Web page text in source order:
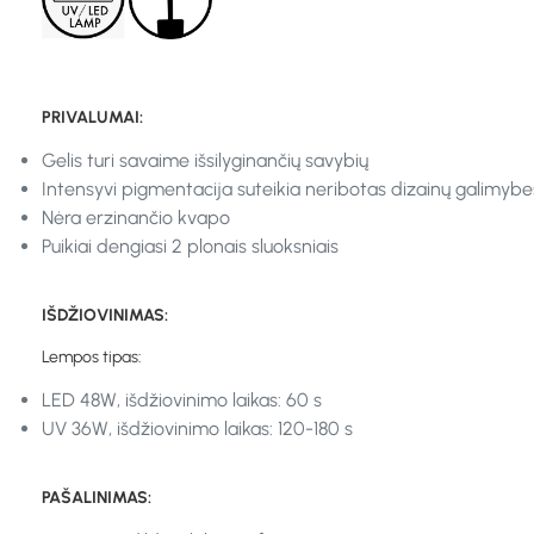
PRIVALUMAI:
Gelis turi savaime išsilyginančių savybių
Intensyvi pigmentacija suteikia neribotas dizainų
Nėra erzinančio kvapo
Puikiai dengiasi 2 plonais sluoksniais
IŠDŽIOVINIMAS:
Lempos tipas:
LED 48W, išdžiovinimo laikas: 60 s
UV 36W, išdžiovinimo laikas: 120-180 s
PAŠALINIMAS: